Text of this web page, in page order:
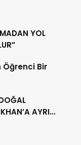
YOL
Öğrenci Bir
AYRI